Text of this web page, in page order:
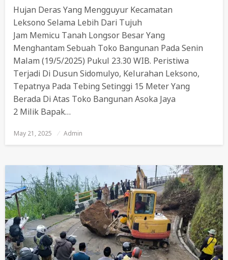
Hujan Deras Yang Mengguyur Kecamatan
Leksono Selama Lebih Dari Tujuh
Jam Memicu Tanah Longsor Besar Yang
Menghantam Sebuah Toko Bangunan Pada Senin
Malam (19/5/2025) Pukul 23.30 WIB. Peristiwa
Terjadi Di Dusun Sidomulyo, Kelurahan Leksono,
Tepatnya Pada Tebing Setinggi 15 Meter Yang
Berada Di Atas Toko Bangunan Asoka Jaya
2 Milik Bapak…
Posted
On
May 21, 2025 Admin